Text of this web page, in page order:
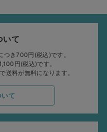
いて
つき700円(税込)です。
円(税込)です。
送料が無料になります。
て